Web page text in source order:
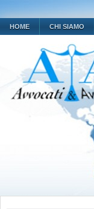
HOME CHI SIAMO